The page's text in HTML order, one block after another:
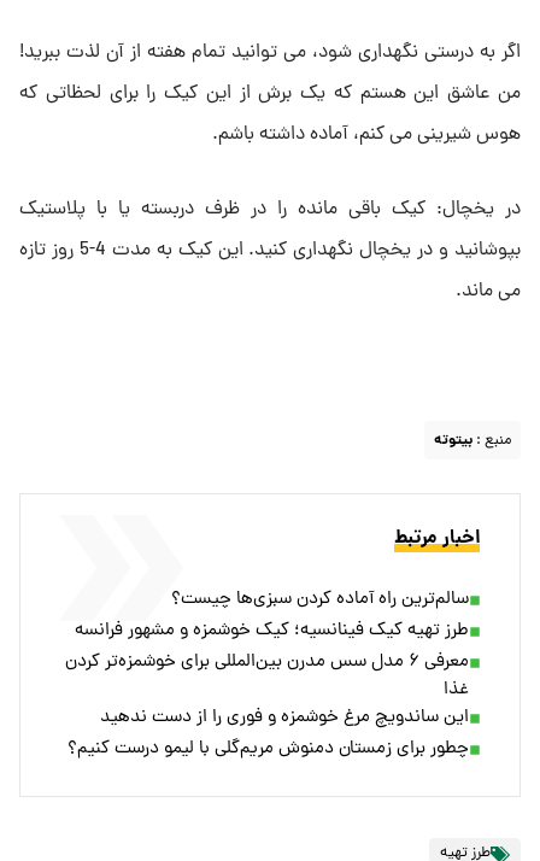
اگر به درستی نگهداری شود، می توانید تمام هفته از آن لذت ببرید!
من عاشق این هستم که یک برش از این کیک را برای لحظاتی که
هوس شیرینی می کنم، آماده داشته باشم.
در یخچال: کیک باقی مانده را در ظرف دربسته یا با پلاستیک
بپوشانید و در یخچال نگهداری کنید. این کیک به مدت 4-5 روز تازه
می ماند.
منبع : بیتوته
اخبار مرتبط
سالم‌ترین راه آماده کردن سبزی‌ها چیست؟
طرز تهیه کیک فینانسیه؛ کیک خوشمزه و مشهور فرانسه
معرفی ۶ مدل سس مدرن بین‌المللی برای خوشمزه‌تر کردن
غذا
این ساندویچ مرغ خوشمزه و فوری را از دست ندهید
چطور برای زمستان دمنوش مریم‌گلی با لیمو درست کنیم؟
طرز تهیه